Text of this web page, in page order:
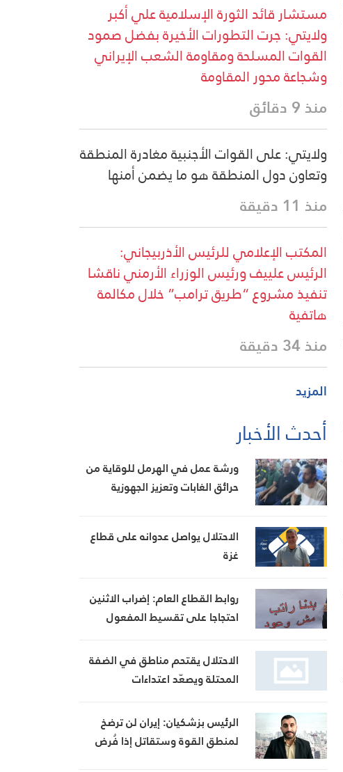
مستشار قائد الثورة الإسلامية علي أكبر
ولايتي: جرت التطورات الأخيرة بفضل صمود
القوات المسلحة ومقاومة الشعب الإيراني
وشجاعة محور المقاومة
منذ 9 دقائق
ولايتي: على القوات الأجنبية مغادرة المنطقة
وتعاون دول المنطقة هو ما يضمن أمنها
منذ 11 دقيقة
المكتب الإعلامي للرئيس الأذربيجاني:
الرئيس علييف ورئيس الوزراء الأرمني ناقشا
تنفيذ مشروع “طريق ترامب” خلال مكالمة
هاتفية
منذ 34 دقيقة
المزيد
أحدث الأخبار
ورشة عمل في الهرمل للوقاية من
حرائق الغابات وتعزيز الجهوزية
الاحتلال يواصل عدوانه على قطاع
غزة
روابط القطاع العام: إضراب الاثنين
احتجاجا على تقسيط المفعول
الاحتلال يقتحم مناطق في الضفة
المحتلة ويصعّد اعتداءات
الرئيس بزشكيان: إيران لن ترضخ
لمنطق القوة وستقاتل إذا فُرض